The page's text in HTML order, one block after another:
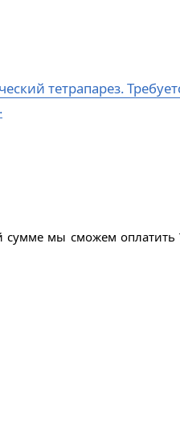
тетрапарез.
сумме мы сможем оплатить